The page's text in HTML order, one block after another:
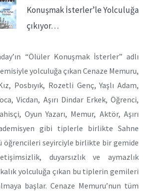
Konuşmak İsterler’le Yolculuğa
çıkıyor…
“Ölüler Konuşmak İsterler” adlı
yolculuğa çıkan Cenaze Memuru,
Posbıyık, Rozetli Genç, Yaşlı Adam,
Vicdan, Aşırı Dindar Erkek, Öğrenci,
Oyun Yazarı, Memur, Aktör, Aşırı
gibi tiplerle birlikte Sahne
öğrencileri seyirciyle birlikte bir gemide
duyarsızlık ve aymazlık
yolculuğa çıkan bu tiplerin gemileri
başlar. Cenaze Memuru’nun tüm